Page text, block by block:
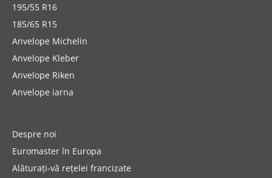
195/55 R16
185/65 R15
Anvelope Michelin
Anvelope Kleber
Anvelope Riken
Anvelope iarna
Despre noi
Euromaster în Europa
Alăturați-vă rețelei francizate